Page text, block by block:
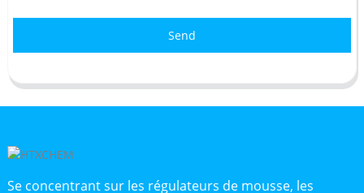
Send
Se concentrant sur les régulateurs de mousse, les